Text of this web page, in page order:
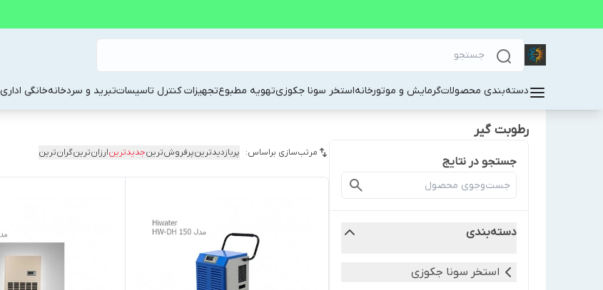
دسته‌بندی محصولاتگرمایش و موتورخانهاستخر سونا جکوزیتهویه مطبوعتجهیزات کنترل تاسیساتتبرید و سردخانهخانگی اداری
رطوبت گیر
جستجو در نتایج
دسته‌بندی
استخر سونا جکوزی
مرتب‌سازی براساس: پربازدیدترینپرفروش‌ترینجدیدترینارزان‌ترینگران‌ترین